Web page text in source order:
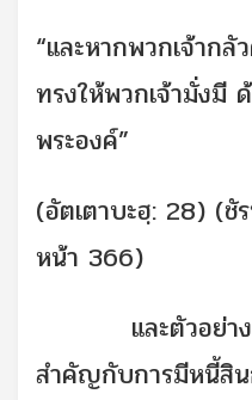
“และหากพวกเจ้าก
ทรงให้พวกเจ้ามั่งมี
พระองค์”
(อัตเตาบะฮฺ: 28) (ชั
หน้า 366)
และตัวอย่างขอ
สำคัญกับการมีหนี้สิ